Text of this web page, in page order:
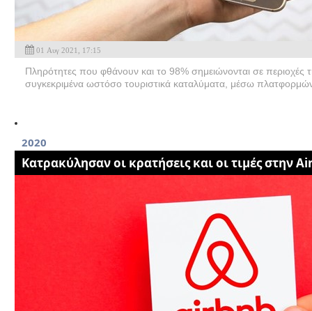
01 Αυγ 2021, 17:15
Πληρότητες που φθάνουν και το 98% σημειώνονται σε
συγκεκριμένα ωστόσο τουριστικά καταλύματα, μέσω
2020
Κατρακύλησαν οι κρατήσεις και οι τιμές στην